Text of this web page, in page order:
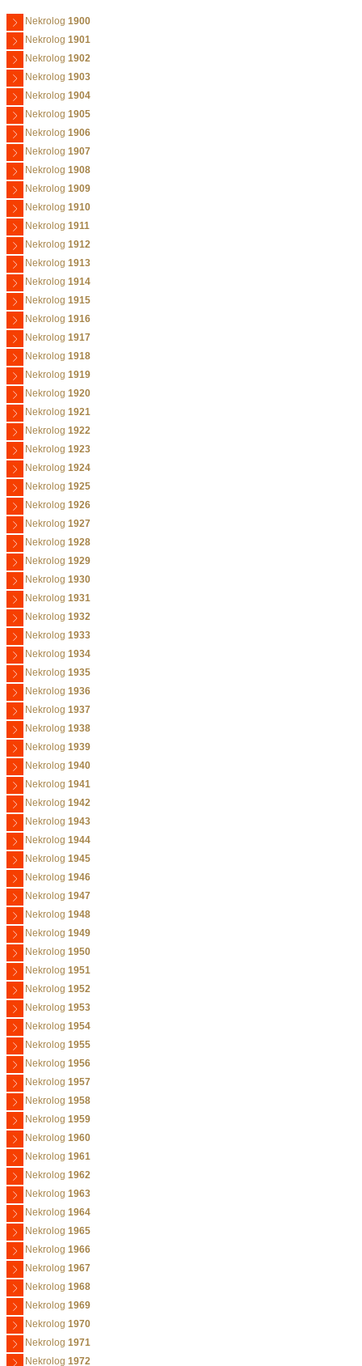
Nekrolog 1900
Nekrolog 1901
Nekrolog 1902
Nekrolog 1903
Nekrolog 1904
Nekrolog 1905
Nekrolog 1906
Nekrolog 1907
Nekrolog 1908
Nekrolog 1909
Nekrolog 1910
Nekrolog 1911
Nekrolog 1912
Nekrolog 1913
Nekrolog 1914
Nekrolog 1915
Nekrolog 1916
Nekrolog 1917
Nekrolog 1918
Nekrolog 1919
Nekrolog 1920
Nekrolog 1921
Nekrolog 1922
Nekrolog 1923
Nekrolog 1924
Nekrolog 1925
Nekrolog 1926
Nekrolog 1927
Nekrolog 1928
Nekrolog 1929
Nekrolog 1930
Nekrolog 1931
Nekrolog 1932
Nekrolog 1933
Nekrolog 1934
Nekrolog 1935
Nekrolog 1936
Nekrolog 1937
Nekrolog 1938
Nekrolog 1939
Nekrolog 1940
Nekrolog 1941
Nekrolog 1942
Nekrolog 1943
Nekrolog 1944
Nekrolog 1945
Nekrolog 1946
Nekrolog 1947
Nekrolog 1948
Nekrolog 1949
Nekrolog 1950
Nekrolog 1951
Nekrolog 1952
Nekrolog 1953
Nekrolog 1954
Nekrolog 1955
Nekrolog 1956
Nekrolog 1957
Nekrolog 1958
Nekrolog 1959
Nekrolog 1960
Nekrolog 1961
Nekrolog 1962
Nekrolog 1963
Nekrolog 1964
Nekrolog 1965
Nekrolog 1966
Nekrolog 1967
Nekrolog 1968
Nekrolog 1969
Nekrolog 1970
Nekrolog 1971
Nekrolog 1972